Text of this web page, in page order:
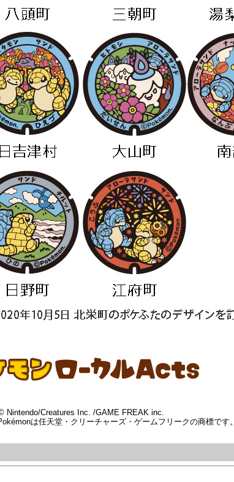
Nintendo/Creatures Inc. /GAME FREAK inc.
は任天堂・クリーチャーズ・ゲームフリークの商標です。